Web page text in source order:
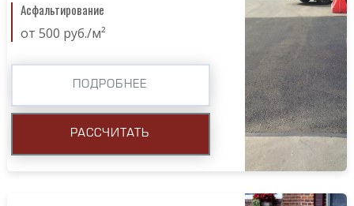
Асфальтирование
от 500 руб./м²
ПОДРОБНЕЕ
РАССЧИТАТЬ